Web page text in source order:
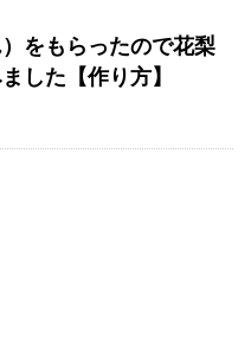
をもらったので花梨
した【作り方】